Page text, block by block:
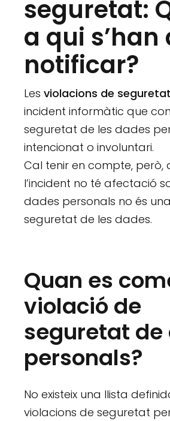
seguretat:
a qui s’han
notificar?
Lesviolacions de seguretat
incident informàtic que
seguretat de les dades
intencionat o involuntari.
Cal tenir en compte, però,
l’incident no té afectació
dades personals no és
seguretat de les dades.
Quan es
violació de
seguretat de
personals?
No existeix una llista
violacions de seguretat